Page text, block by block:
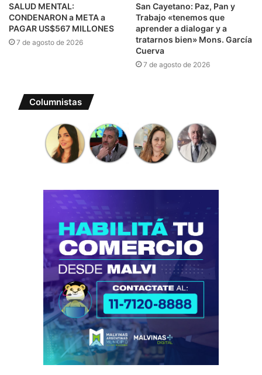
SALUD MENTAL:
CONDENARON a META a
PAGAR US$567 MILLONES
7 de agosto de 2026
San Cayetano: Paz, Pan y
Trabajo «tenemos que
aprender a dialogar y a
tratarnos bien» Mons. García
Cuerva
7 de agosto de 2026
Columnistas